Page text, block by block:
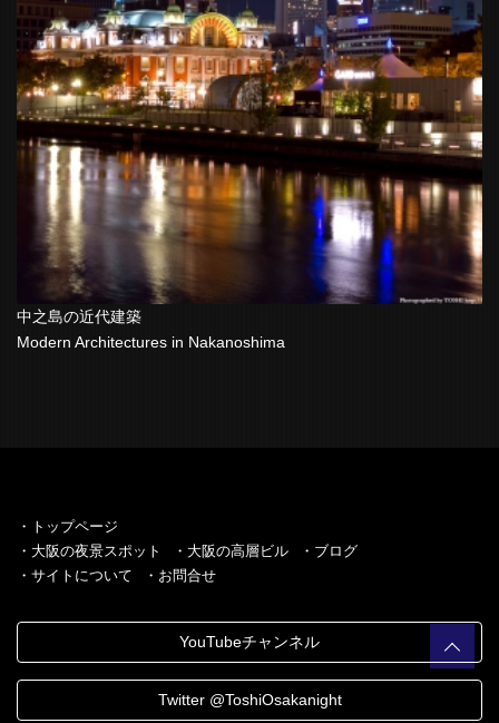
中之島の近代建築
Modern Architectures in Nakanoshima
・トップページ
・大阪の夜景スポット
・大阪の高層ビル
・ブログ
・サイトについて
・お問合せ
YouTubeチャンネル
Twitter @ToshiOsakanight